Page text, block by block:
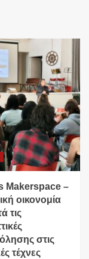
Makerspace –
οικονομία
τις
στις
τέχνες